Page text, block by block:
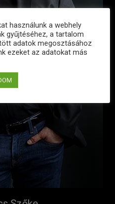
használunk a webhely
gyűjtéséhez, a tartalom
adatok megosztásához
ezeket az adatokat más